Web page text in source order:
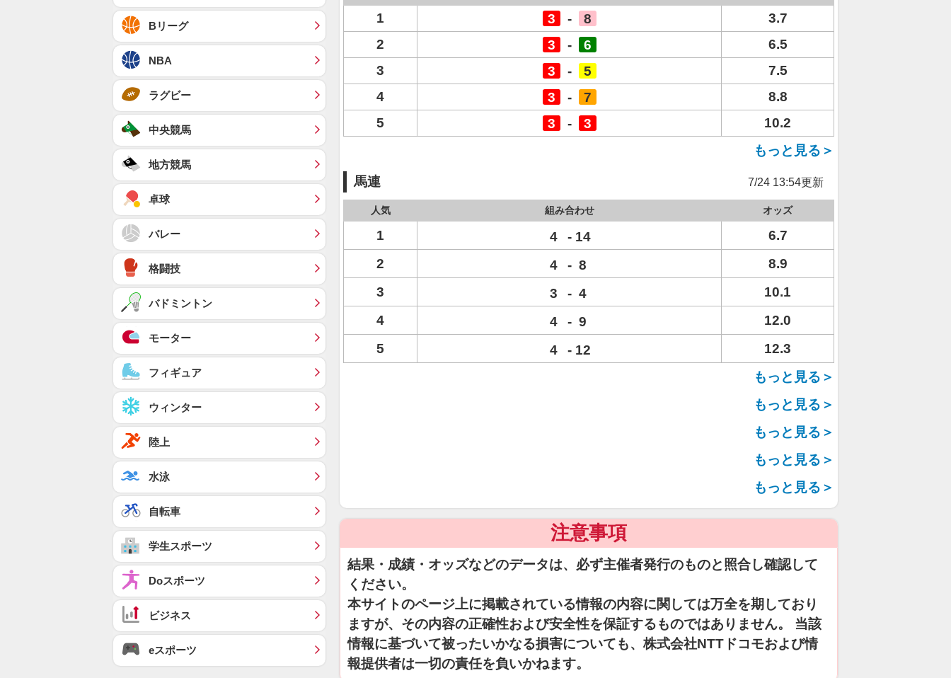
1 3 - 8
3.7
2
3 - 6
6.5
3
3 - 5
7.5
4
3 - 7
8.8
5
3 - 3
10.2
もっと見る＞
馬連 7/24 13:54更新
人気 組み合わせ オッズ
1 4 - 14
6.7
2
4 - 8
8.9
3
3 - 4
10.1
4
4 - 9
12.0
5
4 - 12
12.3
もっと見る＞
もっと見る＞
もっと見る＞
もっと見る＞
もっと見る＞
注意事項
結果・成績・オッズなどのデータは、必ず主催者発行のものと照合し確認して
ください。
本サイトのページ上に掲載されている情報の内容に関しては万全を期しており
ますが、その内容の正確性および安全性を保証するものではありません。 当該
情報に基づいて被ったいかなる損害についても、株式会社NTTドコモおよび情
報提供者は一切の責任を負いかねます。
Bリーグ
NBA
ラグビー
中央競馬
地方競馬
卓球
バレー
格闘技
バドミントン
モーター
フィギュア
ウィンター
陸上
水泳
自転車
学生スポーツ
Doスポーツ
ビジネス
eスポーツ